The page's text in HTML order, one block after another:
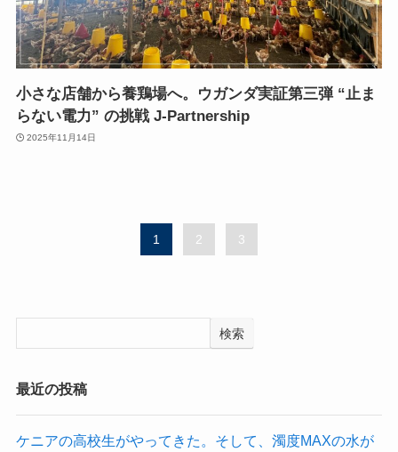
小さな店舗から養鶏場へ。ウガンダ実証第三弾 “止ま
らない電力” の挑戦 J-Partnership
2025年11月14日
1 2 3
検索
最近の投稿
ケニアの高校生がやってきた。そして、濁度MAXの水が